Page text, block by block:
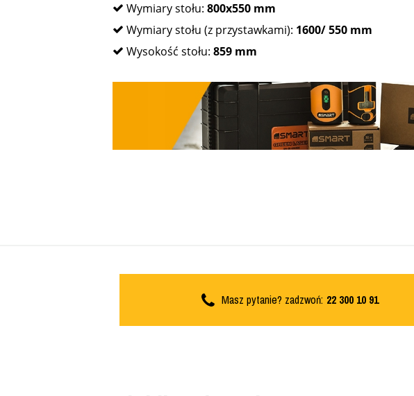
Wymiary stołu: 800x550 mm
Wymiary stołu (z przystawkami): 1600/ 550 mm
Wysokość stołu: 859 mm
Masz pytanie? zadzwoń: 22 300 10 91